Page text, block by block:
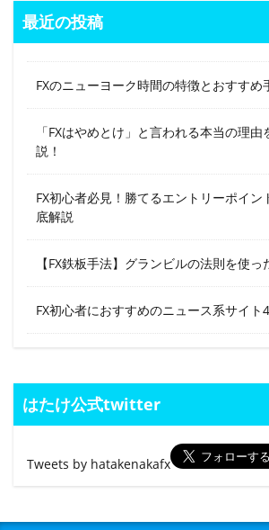
最近の投稿
FXのニューヨーク時間の特徴とおすすめ
「FXはやめとけ」と言われる本当の理
説！
FX初心者必見！勝てるエントリーポイン
底解説
【FX鉄板手法】グランビルの法則を使
FX初心者におすすめのニュース系サイト
はたけ公式twitter
Tweets by hatakenakafx